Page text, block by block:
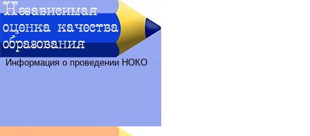
Информация о проведении НОКО